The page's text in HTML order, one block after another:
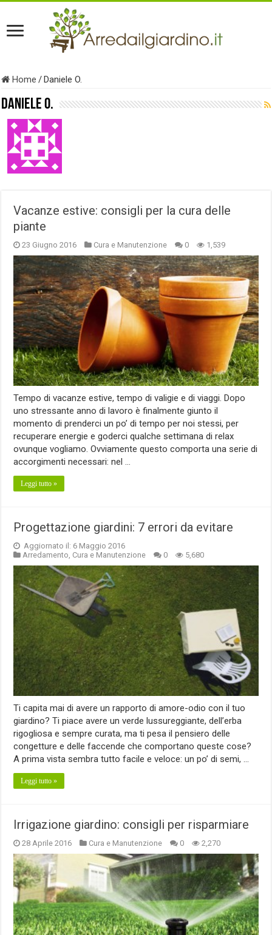
Home /Daniele O.
Daniele O.
Vacanze estive: consigli per la cura delle
piante
23 Giugno 2016 Cura e Manutenzione 0 1,539
Tempo di vacanze estive, tempo di valigie e di viaggi. Dopo
uno stressante anno di lavoro è finalmente giunto il
momento di prenderci un po’ di tempo per noi stessi, per
recuperare energie e goderci qualche settimana di relax
ovunque vogliamo. Ovviamente questo comporta una serie di
accorgimenti necessari: nel …
Leggi tutto »
Progettazione giardini: 7 errori da evitare
Aggiornato il: 6 Maggio 2016
Arredamento, Cura e Manutenzione 0 5,680
Ti capita mai di avere un rapporto di amore-odio con il tuo
giardino? Ti piace avere un verde lussureggiante, dell’erba
rigogliosa e sempre curata, ma ti pesa il pensiero delle
congetture e delle faccende che comportano queste cose?
A prima vista sembra tutto facile e veloce: un po’ di semi, …
Leggi tutto »
Irrigazione giardino: consigli per risparmiare
28 Aprile 2016 Cura e Manutenzione 0 2,270